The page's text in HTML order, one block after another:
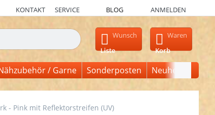
KONTAKT SERVICE BLOG ANMELDEN
automatisch erste Ergebnisse. Drücken Sie die
Wunsch
Liste
Waren
Korb
/ Garne Sonderposten Neuheiten
- Pink mit Reflektorstreifen (UV)